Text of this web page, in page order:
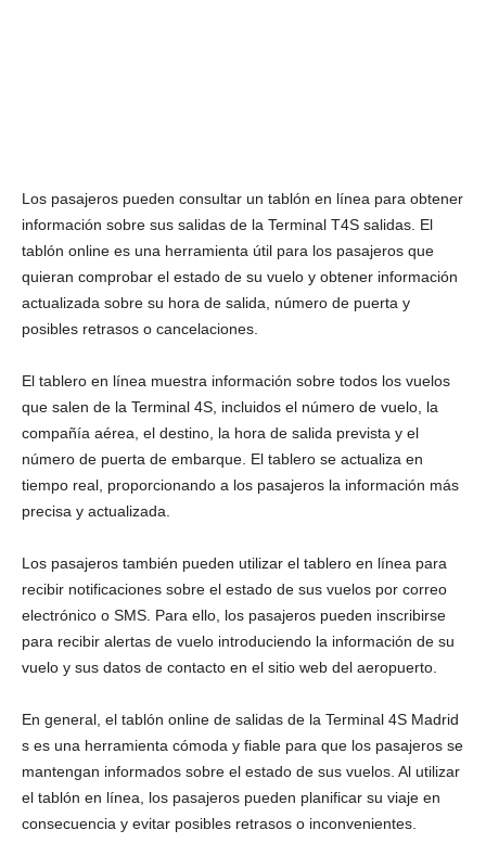
Los pasajeros pueden consultar un tablón en línea para obtener
información sobre sus salidas de la Terminal T4S salidas. El
tablón online es una herramienta útil para los pasajeros que
quieran comprobar el estado de su vuelo y obtener información
actualizada sobre su hora de salida, número de puerta y
posibles retrasos o cancelaciones.
El tablero en línea muestra información sobre todos los vuelos
que salen de la Terminal 4S, incluidos el número de vuelo, la
compañía aérea, el destino, la hora de salida prevista y el
número de puerta de embarque. El tablero se actualiza en
tiempo real, proporcionando a los pasajeros la información más
precisa y actualizada.
Los pasajeros también pueden utilizar el tablero en línea para
recibir notificaciones sobre el estado de sus vuelos por correo
electrónico o SMS. Para ello, los pasajeros pueden inscribirse
para recibir alertas de vuelo introduciendo la información de su
vuelo y sus datos de contacto en el sitio web del aeropuerto.
En general, el tablón online de salidas de la Terminal 4S Madrid
s es una herramienta cómoda y fiable para que los pasajeros se
mantengan informados sobre el estado de sus vuelos. Al utilizar
el tablón en línea, los pasajeros pueden planificar su viaje en
consecuencia y evitar posibles retrasos o inconvenientes.